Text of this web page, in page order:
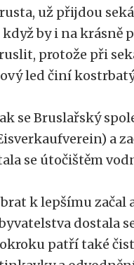
už přijdou
když by i na krásně
protože při
led činí
se Bruslařský
a
se útočištěm
k lepšímu začal
dostala
patří také